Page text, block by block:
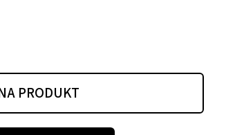
PRODUKT